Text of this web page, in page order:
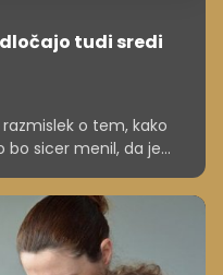
tudi sredi
o tem, kako
bo sicer menil, da je
inovativno ponudbo je
naj razmislijo, kako
okoliščine.